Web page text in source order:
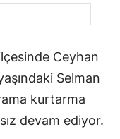
Ceyhan
Selman
kurtarma
devam ediyor.